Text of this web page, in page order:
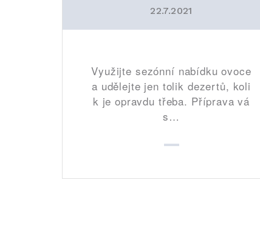
22.7.2021
Využijte sezónní nabídku ovoce
a udělejte jen tolik dezertů, koli
k je opravdu třeba. Příprava vá
s…